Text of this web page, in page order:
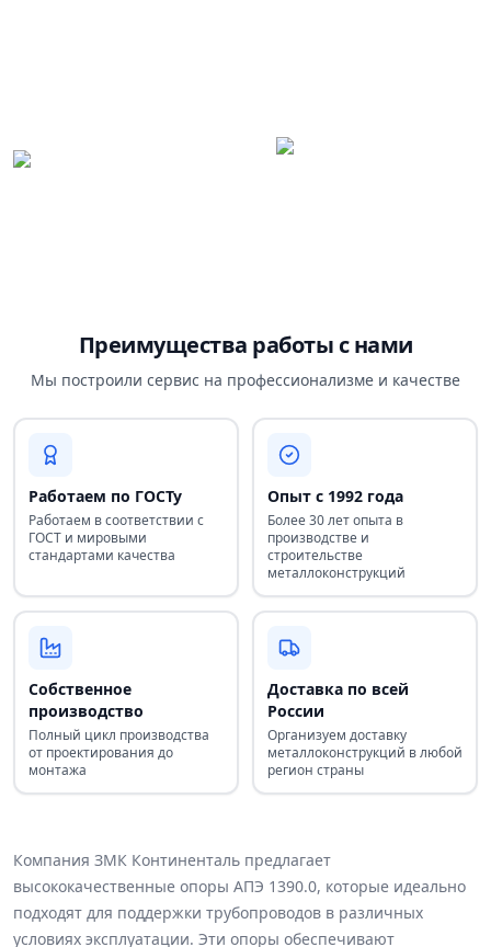
Преимущества работы с нами
Мы построили сервис на профессионализме и качестве
Работаем по ГОСТу
Работаем в соответствии с
ГОСТ и мировыми
стандартами качества
Опыт с 1992 года
Более 30 лет опыта в
производстве и
строительстве
металлоконструкций
Собственное
производство
Полный цикл производства
от проектирования до
монтажа
Доставка по всей
России
Организуем доставку
металлоконструкций в любой
регион страны
Компания ЗМК Континенталь предлагает
высококачественные опоры АПЭ 1390.0, которые идеально
подходят для поддержки трубопроводов в различных
условиях эксплуатации. Эти опоры обеспечивают